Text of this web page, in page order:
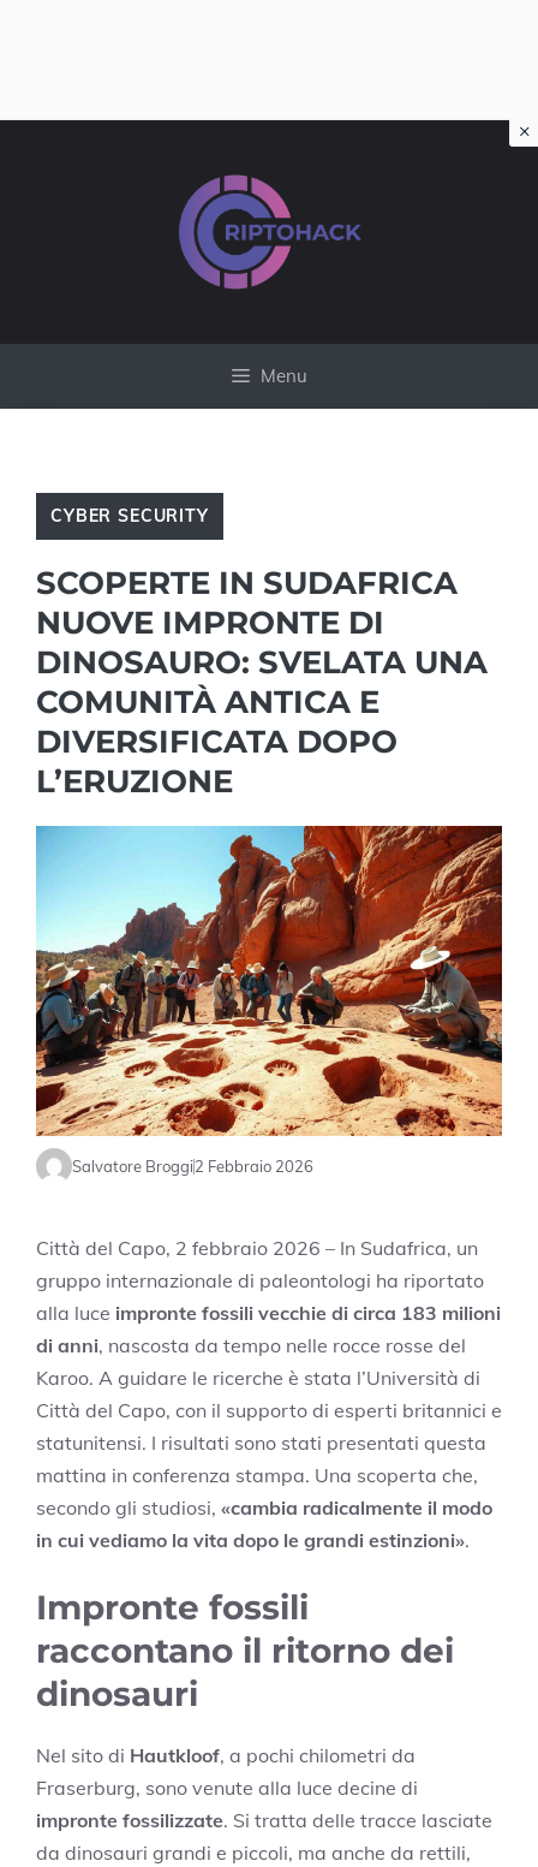
Menu
CYBER SECURITY
SCOPERTE IN SUDAFRICA
NUOVE IMPRONTE DI
DINOSAURO: SVELATA UNA
COMUNITÀ ANTICA E
DIVERSIFICATA DOPO
L’ERUZIONE
Salvatore Broggi2 Febbraio 2026
Città del Capo, 2 febbraio 2026 – In Sudafrica, un
gruppo internazionale di paleontologi ha riportato
alla luce impronte fossili vecchie di circa 183 milioni
di anni, nascosta da tempo nelle rocce rosse del
Karoo. A guidare le ricerche è stata l’Università di
Città del Capo, con il supporto di esperti britannici e
statunitensi. I risultati sono stati presentati questa
mattina in conferenza stampa. Una scoperta che,
secondo gli studiosi, «cambia radicalmente il modo
in cui vediamo la vita dopo le grandi estinzioni».
Impronte fossili
raccontano il ritorno dei
dinosauri
Nel sito di Hautkloof, a pochi chilometri da
Fraserburg, sono venute alla luce decine di
impronte fossilizzate. Si tratta delle tracce lasciate
da dinosauri grandi e piccoli, ma anche da rettili,
×